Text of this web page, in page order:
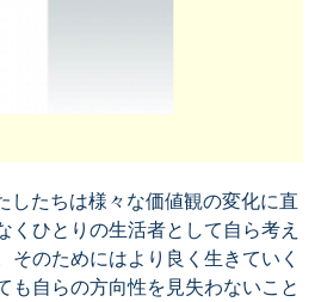
したちは様々な価値観の変化に直
ひとりの生活者として自ら考え
のためにはより良く生きていく
も自らの方向性を見失わないこと